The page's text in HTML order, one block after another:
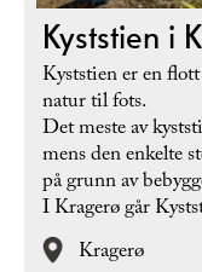
Kyststien i
Kyststien er en
natur til fots.
Det meste av
mens den enkelte
på grunn av
I Kragerø går
Kragerø